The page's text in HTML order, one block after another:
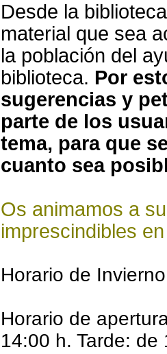
Desde la
material que sea
la población del
biblioteca. Por
sugerencias y
parte de los
tema, para que
cuanto sea
Os animamos a
imprescindibles
Horario de
Horario de
14:00 h. Tarde: